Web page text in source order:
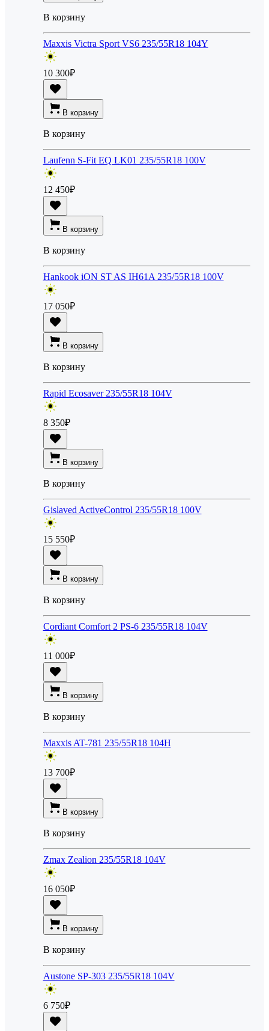
В корзину
Maxxis Victra Sport VS6 235/55R18 104Y
10 300₽
В корзину
В корзину
Laufenn S-Fit EQ LK01 235/55R18 100V
12 450₽
В корзину
В корзину
Hankook iON ST AS IH61A 235/55R18 100V
17 050₽
В корзину
В корзину
Rapid Ecosaver 235/55R18 104V
8 350₽
В корзину
В корзину
Gislaved ActiveControl 235/55R18 100V
15 550₽
В корзину
В корзину
Cordiant Comfort 2 PS-6 235/55R18 104V
11 000₽
В корзину
В корзину
Maxxis AT-781 235/55R18 104H
13 700₽
В корзину
В корзину
Zmax Zealion 235/55R18 104V
16 050₽
В корзину
В корзину
Austone SP-303 235/55R18 104V
6 750₽